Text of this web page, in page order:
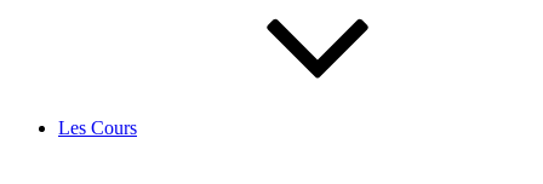
Les Cours